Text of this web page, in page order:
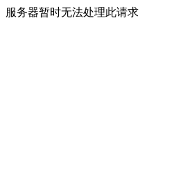
服务器暂时无法处理此请求